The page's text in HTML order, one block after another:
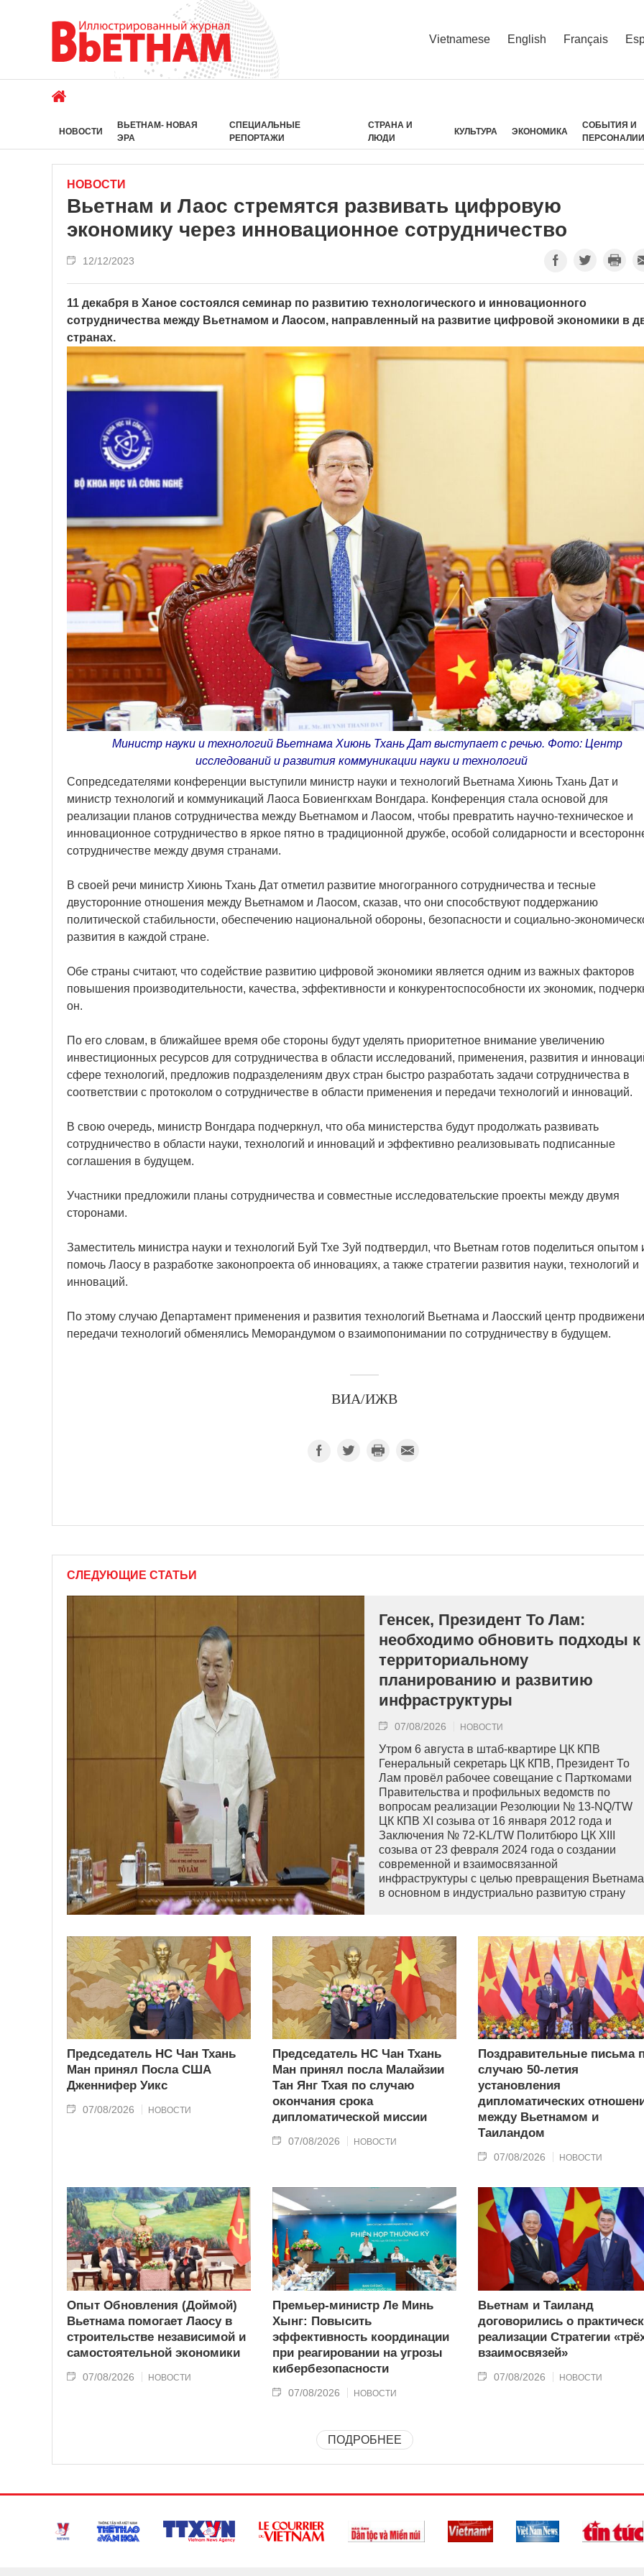
Vietnamese English Français
НОВОСТИ
ВЬЕТНАМ- НОВАЯ
ЭРА
СПЕЦИАЛЬНЫЕ
РЕПОРТАЖИ
СТРАНА И
ЛЮДИ
КУЛЬТУРА ЭКОНОМИКА
СОБЫТИЯ И
НОВОСТИ
Вьетнам и Лаос стремятся развивать цифровую
экономику через инновационное сотрудничество
12/12/2023
11 декабря в Ханое состоялся семинар по развитию технологического и инновационного
сотрудничества между Вьетнамом и Лаосом, направленный на развитие цифровой экономики в
странах.
Министр науки и технологий Вьетнама Хиюнь Тхань Дат выступает с речью. Фото: Центр
исследований и развития коммуникации науки и технологий
Сопредседателями конференции выступили министр науки и технологий Вьетнама Хиюнь Тхань Дат и
министр технологий и коммуникаций Лаоса Бовиенгкхам Вонгдара. Конференция стала основой для
реализации планов сотрудничества между Вьетнамом и Лаосом, чтобы превратить научно-техническое и
инновационное сотрудничество в яркое пятно в традиционной дружбе, особой солидарности и
сотрудничестве между двумя странами.
В своей речи министр Хиюнь Тхань Дат отметил развитие многогранного сотрудничества и тесные
двусторонние отношения между Вьетнамом и Лаосом, сказав, что они способствуют поддержанию
политической стабильности, обеспечению национальной обороны, безопасности и социально-
развития в каждой стране.
Обе страны считают, что содействие развитию цифровой экономики является одним из важных факторов
повышения производительности, качества, эффективности и конкурентоспособности их экономик,
он.
По его словам, в ближайшее время обе стороны будут уделять приоритетное внимание увеличению
инвестиционных ресурсов для сотрудничества в области исследований, применения, развития и
сфере технологий, предложив подразделениям двух стран быстро разработать задачи сотрудничества в
соответствии с протоколом о сотрудничестве в области применения и передачи технологий и инноваций.
В свою очередь, министр Вонгдара подчеркнул, что оба министерства будут продолжать развивать
сотрудничество в области науки, технологий и инноваций и эффективно реализовывать подписанные
соглашения в будущем.
Участники предложили планы сотрудничества и совместные исследовательские проекты между двумя
сторонами.
Заместитель министра науки и технологий Буй Тхе Зуй подтвердил, что Вьетнам готов поделиться опытом
помочь Лаосу в разработке законопроекта об инновациях, а также стратегии развития науки, технологий и
инноваций.
По этому случаю Департамент применения и развития технологий Вьетнама и Лаосский центр
передачи технологий обменялись Меморандумом о взаимопонимании по сотрудничеству в будущем.
ВИА/ИЖВ
СЛЕДУЮЩИЕ СТАТЬИ
Генсек, Президент То Лам:
необходимо обновить подходы к
территориальному
планированию и развитию
инфраструктуры
07/08/2026 НОВОСТИ
Утром 6 августа в штаб-квартире ЦК КПВ
Генеральный секретарь ЦК КПВ, Президент То
Лам провёл рабочее совещание с Парткомами
Правительства и профильных ведомств по
вопросам реализации Резолюции № 13-NQ/TW
ЦК КПВ XI созыва от 16 января 2012 года и
Заключения № 72-KL/TW Политбюро ЦК XIII
созыва от 23 февраля 2024 года о создании
современной и взаимосвязанной
инфраструктуры с целью превращения Вьетнама
в основном в индустриально развитую страну
Председатель НС Чан Тхань
Ман принял Посла США
Дженнифер Уикс
07/08/2026 НОВОСТИ
Председатель НС Чан Тхань
Ман принял посла Малайзии
Тан Янг Тхая по случаю
окончания срока
дипломатической миссии
07/08/2026 НОВОСТИ
Поздравительные письма
случаю 50-летия
установления
дипломатических
между Вьетнамом и
Таиландом
07/08/2026 НОВОСТИ
Опыт Обновления (Доймой)
Вьетнама помогает Лаосу в
строительстве независимой и
самостоятельной экономики
07/08/2026 НОВОСТИ
Премьер-министр Ле Минь
Хынг: Повысить
эффективность координации
при реагировании на угрозы
кибербезопасности
07/08/2026 НОВОСТИ
Вьетнам и Таиланд
договорились о
реализации Стратегии
взаимосвязей»
07/08/2026 НОВОСТИ
ПОДРОБНЕЕ